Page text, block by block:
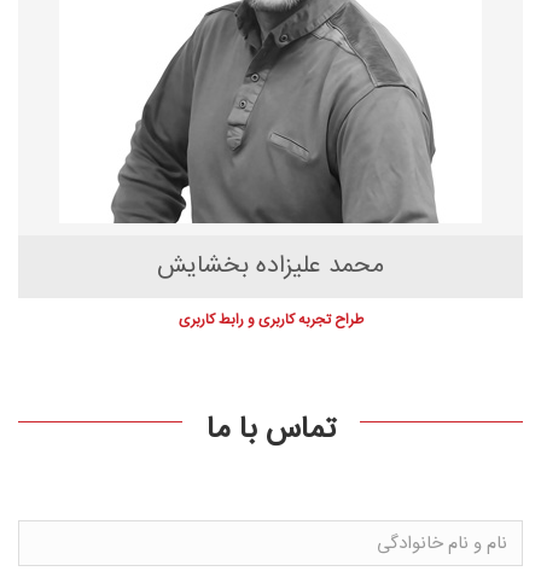
محمد علیزاده بخشایش
طراح تجربه کاربری و رابط کاربری
تماس با ما